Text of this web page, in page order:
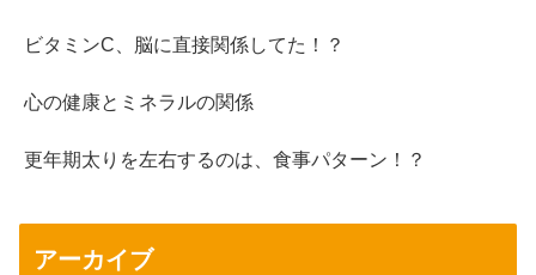
ビタミンC、脳に直接関係してた！？
心の健康とミネラルの関係
更年期太りを左右するのは、食事パターン！？
アーカイブ